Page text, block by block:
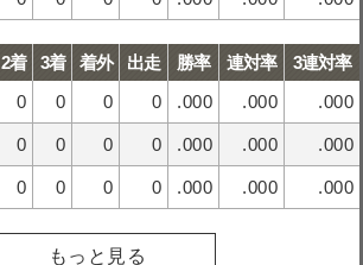
2着 3着 着外 出走 勝率 連対率
3連対率
0 0 0 0 .000 .000 .000
0 0 0 0 .000 .000 .000
0 0 0 0 .000 .000 .000
もっと見る